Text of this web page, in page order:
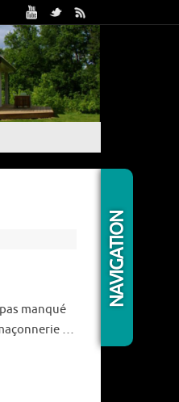
NAVIGATION
manqué
…